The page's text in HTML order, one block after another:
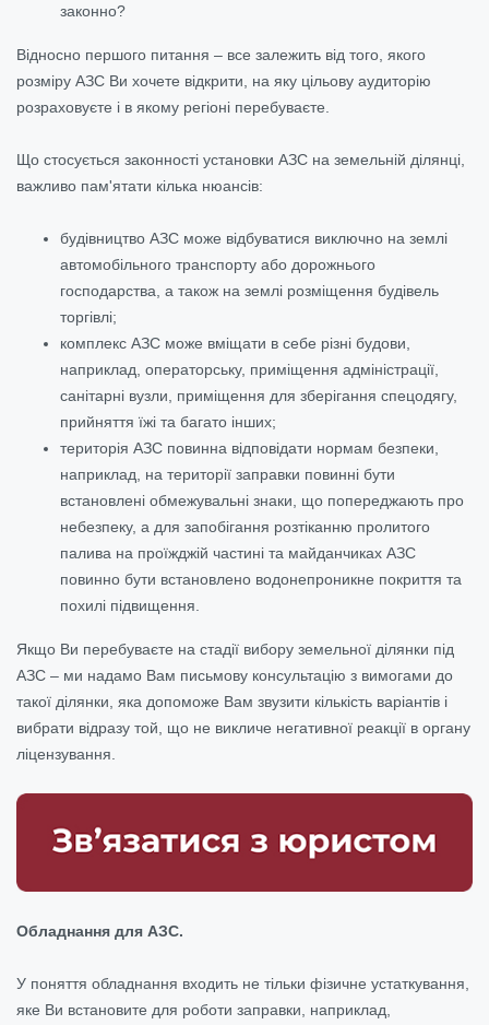
законно?
Відносно першого питання – все залежить від того, якого
розміру АЗС Ви хочете відкрити, на яку цільову аудиторію
розраховуєте і в якому регіоні перебуваєте.
Що стосується законності установки АЗС на земельній ділянці,
важливо пам'ятати кілька нюансів:
будівництво АЗС може відбуватися виключно на землі
автомобільного транспорту або дорожнього
господарства, а також на землі розміщення будівель
торгівлі;
комплекс АЗС може вміщати в себе різні будови,
наприклад, операторську, приміщення адміністрації,
санітарні вузли, приміщення для зберігання спецодягу,
прийняття їжі та багато інших;
територія АЗС повинна відповідати нормам безпеки,
наприклад, на території заправки повинні бути
встановлені обмежувальні знаки, що попереджають про
небезпеку, а для запобігання розтіканню пролитого
палива на проїжджій частині та майданчиках АЗС
повинно бути встановлено водонепроникне покриття та
похилі підвищення.
Якщо Ви перебуваєте на стадії вибору земельної ділянки під
АЗС – ми надамо Вам письмову консультацію з вимогами до
такої ділянки, яка допоможе Вам звузити кількість варіантів і
вибрати відразу той, що не викличе негативної реакції в органу
ліцензування.
Обладнання для АЗС.
У поняття обладнання входить не тільки фізичне устаткування,
яке Ви встановите для роботи заправки, наприклад,